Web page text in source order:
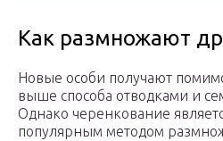
Как размножают
Новые особи получают
выше способа отводками и
Однако черенкование
популярным методом